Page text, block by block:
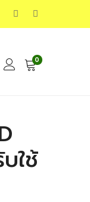
0
ใช้